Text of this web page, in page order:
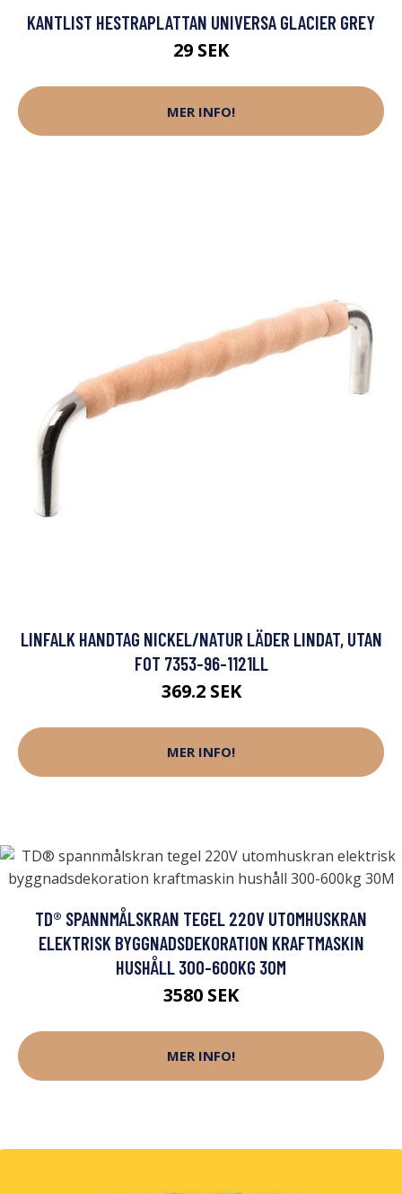
KANTLIST HESTRAPLATTAN UNIVERSA GLACIER GREY
29 SEK
MER INFO!
LINFALK HANDTAG NICKEL/NATUR LÄDER LINDAT, UTAN
FOT 7353-96-1121LL
369.2 SEK
MER INFO!
TD® SPANNMÅLSKRAN TEGEL 220V UTOMHUSKRAN
ELEKTRISK BYGGNADSDEKORATION KRAFTMASKIN
HUSHÅLL 300-600KG 30M
3580 SEK
MER INFO!